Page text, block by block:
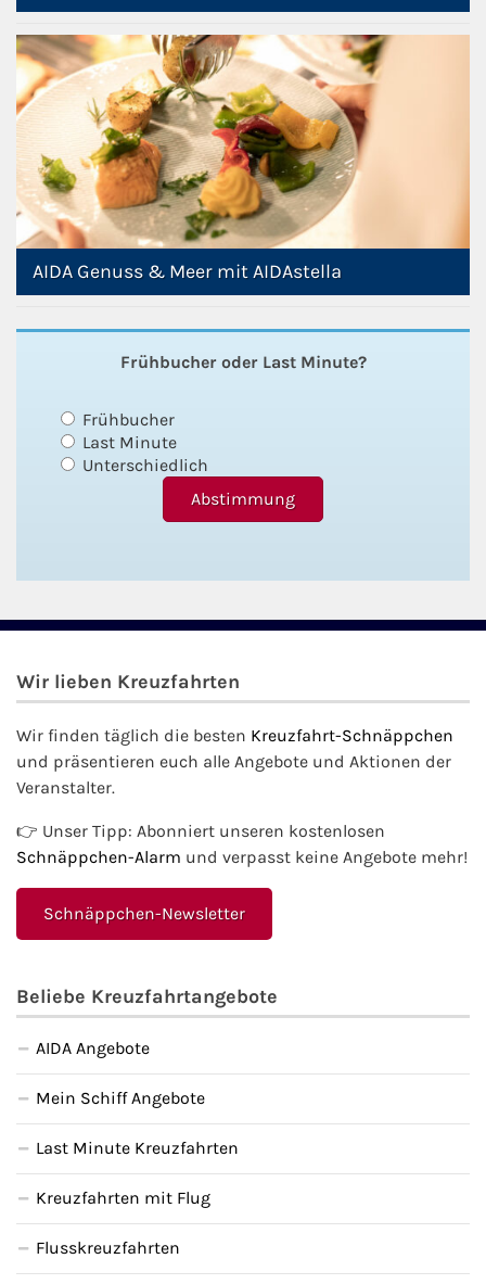
AIDA Genuss & Meer mit AIDAstella
Frühbucher oder Last Minute?
Frühbucher
Last Minute
Unterschiedlich
Wir lieben Kreuzfahrten
Wir finden täglich die besten Kreuzfahrt-Schnäppchen
und präsentieren euch alle Angebote und Aktionen der
Veranstalter.
👉 Unser Tipp: Abonniert unseren kostenlosen
Schnäppchen-Alarm und verpasst keine Angebote mehr!
Schnäppchen-Newsletter
Beliebe Kreuzfahrtangebote
AIDA Angebote
Mein Schiff Angebote
Last Minute Kreuzfahrten
Kreuzfahrten mit Flug
Flusskreuzfahrten